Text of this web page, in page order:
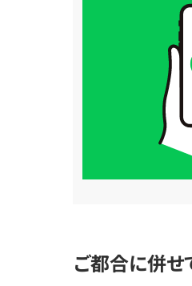
ご都合に併せ